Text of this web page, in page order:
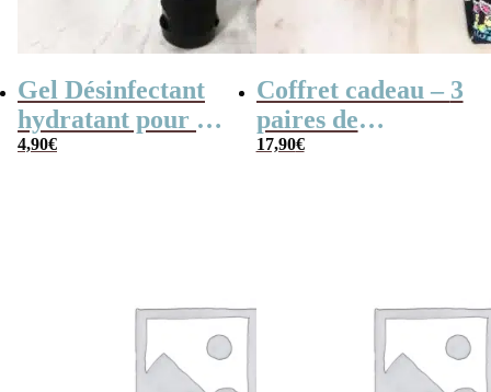
Gel Désinfectant
hydratant pour les
mains –
4,90€
Coffret cadeau – 3
paires de
chaussettes en
17,90€